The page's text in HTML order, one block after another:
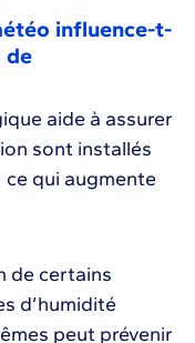
influence-t-
de
aide à assurer
sont installés
qui augmente
de certains
d’humidité
peut prévenir